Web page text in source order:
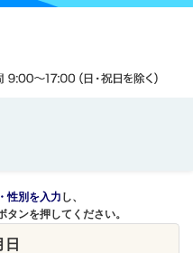
性別を入力 し、
タンを押してください。
日